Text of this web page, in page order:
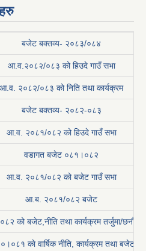
बजेट बक्तव्य- २०८३/०८४
आ.व.२०८२/०८३ को हिउदे गाउँ सभा
आ.व. २०८२/०८३ को निति तथा कार्यक्रम
बजेट बक्तव्य- २०८२-०८३
आ.व. २०८१/०८२ को हिउदे गाउँ सभा
वडागत बजेट ०८१।०८२
आ.व. २०८१/०८२ को बजेट गाउँ सभा
आ.ब. २०८१/०८२ बजेट
को बजेट,नीति तथा कार्यक्रम तर्जुमा/छनौट
काे वार्षिक नीति, कार्यक्रम तथा बजेट